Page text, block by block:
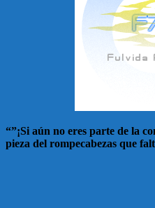
“”¡Si aún no eres parte de la
pieza del rompecabezas que